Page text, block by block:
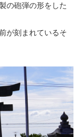
の砲弾の形をした
が刻まれているそ